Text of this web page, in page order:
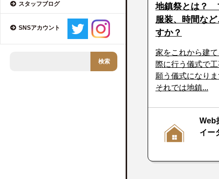
スタッフブログ
SNSアカウント
地鎮祭とは？
服装、時間な
すか？
家をこれから建
際に行う儀式で
願う儀式になりま
それでは地鎮...
Web
イー